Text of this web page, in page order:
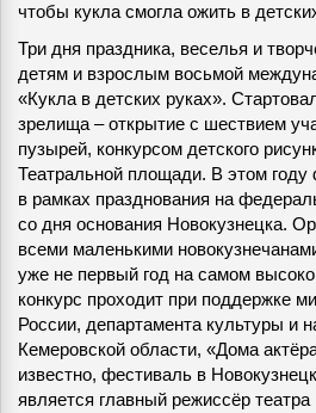
чтобы кукла смогла ожить в
Три дня праздника, веселья и
детям и взрослым восьмой
«Кукла в детских руках».
зрелища – открытие с шествием
пузырей, конкурсом детского
Театральной площади. В этом году
в рамках празднования на
со дня основания Новокузнецка.
всеми маленькими
уже не первый год на самом
конкурс проходит при поддержке
России, департамента культуры и
Кемеровской области, «Дома
известно, фестиваль в
является главный режиссёр